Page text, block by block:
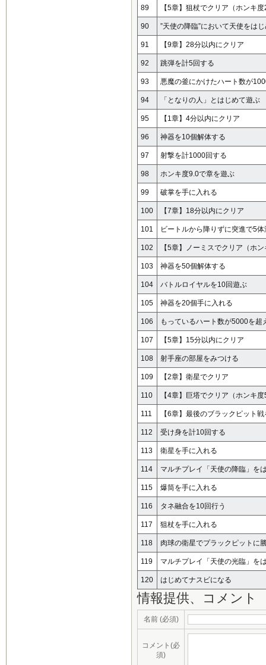
89 【5章】狙杖でクリア（ホンキ
90 ”天使の降臨”において天使をは
91 【9章】28分以内にクリア
92 跳弾を計5回する
93 悪魔の釜にかけたハート数が
94 「となりの人」とはじめて遊ぶ
95 【1章】4分以内にクリア
96 神器を10個解体する
97 射撃を計1000回する
98 ホンキ度9.0で章を遊ぶ
99 破掌を手に入れる
100 【7章】18分以内にクリア
101 ビートルから降りずに突進で5
102 【5章】ノーミスでクリア（ホ
103 神器を50個解体する
104 バトルロイヤルを10回遊ぶ
105 神器を20個手に入れる
106 もっているハート数が5000を超
107 【5章】15分以内にクリア
108 射手座の部屋をみつける
109 【2章】衛星でクリア
110 【4章】巨塔でクリア（ホンキ
111 【6章】最後のブラックピット
112 受け身を計10回する
113 衛星を手に入れる
114 マルチプレイ「天使の降臨」を
115 爆筒を手に入れる
116 タネ融合を10回行う
117 狙杖を手に入れる
118 肉球の衛星でプラックピットに
119 マルチプレイ「天使の光臨」を
120 はじめてナスビになる
情報提供、コメント
名前 (必須)
コメント(必
須)